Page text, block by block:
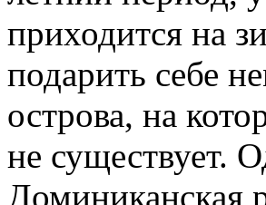
приходится на
подарить себе
острова, на
не существует.
Доминиканская